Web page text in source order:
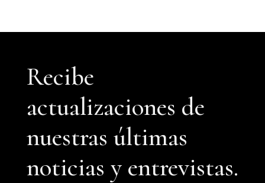
Recibe
actualizaciones de
nuestras últimas
noticias y entrevistas.